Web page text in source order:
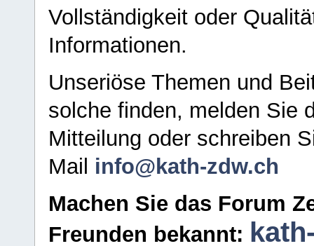
Vollständigkeit oder
Informationen.
Unseriöse Themen und
solche finden, melden Sie
Mitteilung oder schreiben
Mail info@kath-zdw.ch
Machen Sie das Forum
Freunden bekannt: